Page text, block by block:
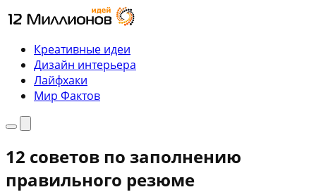
Перейти
к
содержимому
Креативные идеи
Дизайн интерьера
Лайфхаки
Мир Фактов
МенюПоиск
12 советов по заполнению
правильного резюме